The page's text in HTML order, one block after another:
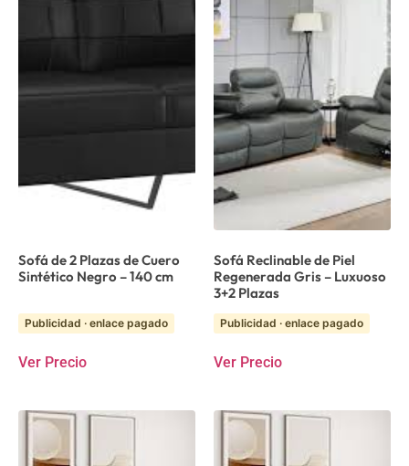
Sofá de 2 Plazas de Cuero
Sintético Negro – 140 cm
Publicidad · enlace pagado
Ver Precio
Sofá Reclinable de Piel
Regenerada Gris – Luxuoso
3+2 Plazas
Publicidad · enlace pagado
Ver Precio